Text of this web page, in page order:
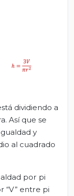
dividiendo a
Así que se
y
al cuadrado
por pi
“V” entre pi